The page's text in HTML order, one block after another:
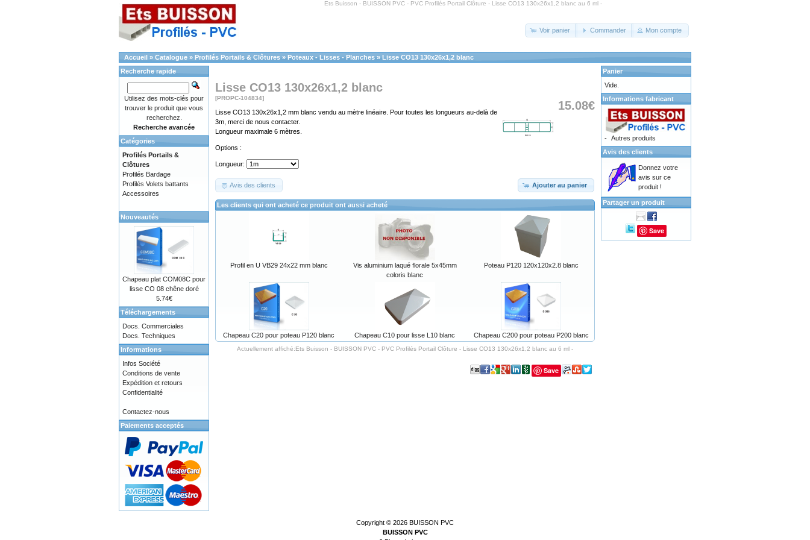
Ets Buisson - BUISSON PVC - PVC Profilés Portail Clôture - Lisse CO13 130x26x1,2 blanc au 6 ml -
Voir panier Commander Mon compte
Accueil » Catalogue » Profilés Portails & Clôtures » Poteaux - Lisses - Planches » Lisse CO13 130x26x1,2 blanc
15.08€
Lisse CO13 130x26x1,2 blanc
[PROPC-104834]
Lisse CO13 130x26x1,2 mm blanc vendu au mètre linéaire. Pour toutes les longueurs au-delà de
3m, merci de nous contacter.
Longueur maximale 6 mètres.
Options :
Longueur:
Ajouter au panier
Avis des clients
Les clients qui ont acheté ce produit ont aussi acheté
Profil en U VB29 24x22 mm blanc
Vis aluminium laqué florale 5x45mm
coloris blanc
Poteau P120 120x120x2.8 blanc
Chapeau C20 pour poteau P120 blanc Chapeau C10 pour lisse L10 blanc Chapeau C200 pour poteau P200 blanc
Actuellement affiché:Ets Buisson - BUISSON PVC - PVC Profilés Portail Clôture - Lisse CO13 130x26x1,2 blanc au 6 ml -
Save
Recherche rapide
Utilisez des mots-clés pour
trouver le produit que vous
recherchez.
Recherche avancée
Catégories
Profilés Portails &
Clôtures
Profilés Bardage
Profilés Volets battants
Accessoires
Nouveautés
Chapeau plat COM08C pour
lisse CO 08 chêne doré
5.74€
Téléchargements
Docs. Commerciales
Docs. Techniques
Informations
Infos Société
Conditions de vente
Expédition et retours
Confidentialité
Contactez-nous
Paiements acceptés
Panier
Vide.
Informations fabricant
- Autres produits
Avis des clients
Donnez votre
avis sur ce
produit !
Partager un produit
Save
Copyright © 2026 BUISSON PVC
BUISSON PVC